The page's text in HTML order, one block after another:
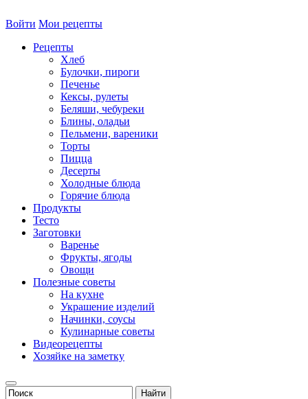
Войти Мои рецепты
Рецепты
Хлеб
Булочки, пироги
Печенье
Кексы, рулеты
Беляши, чебуреки
Блины, оладьи
Пельмени, вареники
Торты
Пицца
Десерты
Холодные блюда
Горячие блюда
Продукты
Тесто
Заготовки
Варенье
Фрукты, ягоды
Овощи
Полезные советы
На кухне
Украшение изделий
Начинки, соусы
Кулинарные советы
Видеорецепты
Хозяйке на заметку